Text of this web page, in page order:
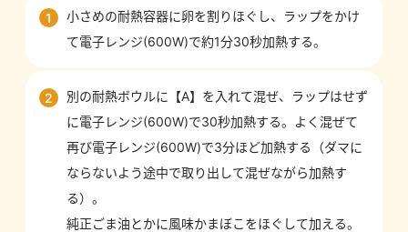
1
小さめの耐熱容器に卵を割りほぐし、ラップをかけ
て電子レンジ(600W)で約1分30秒加熱する。
2
別の耐熱ボウルに【A】を入れて混ぜ、ラップはせず
に電子レンジ(600W)で30秒加熱する。よく混ぜて
再び電子レンジ(600W)で3分ほど加熱する（ダマに
ならないよう途中で取り出して混ぜながら加熱す
る）。
純正ごま油とかに風味かまぼこをほぐして加える。